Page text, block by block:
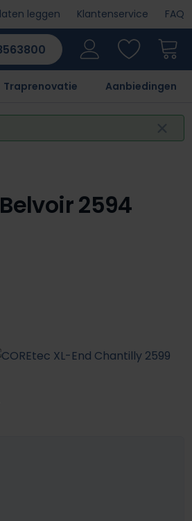
leggen Klantenservice FAQ
Traprenovatie Aanbiedingen
2594